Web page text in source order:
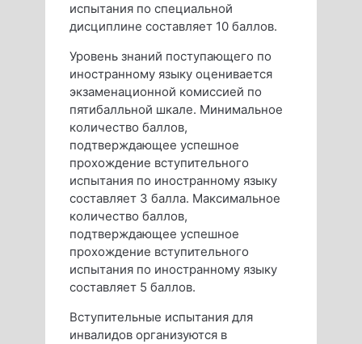
испытания по специальной
дисциплине составляет 10 баллов.
Уровень знаний поступающего по
иностранному языку оценивается
экзаменационной комиссией по
пятибалльной шкале. Минимальное
количество баллов,
подтверждающее успешное
прохождение вступительного
испытания по иностранному языку
составляет 3 балла. Максимальное
количество баллов,
подтверждающее успешное
прохождение вступительного
испытания по иностранному языку
составляет 5 баллов.
Вступительные испытания для
инвалидов организуются в